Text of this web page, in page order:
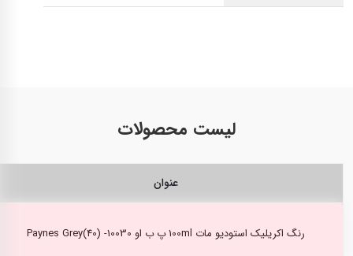
لیست محصولات
عنوان
رنگ اکریلیک استودیو مات 100ml پ ب او Paynes Grey(40) -10030